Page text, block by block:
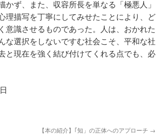
ず、また、収容所長を単なる「極悪人」
理描写を丁寧にしてみせたことにより、ど
意識させるものであった。人は、おかれた
な選択をしないですむ社会こそ、平和な社
と現在を強く結び付けてくれる点でも、必
【本の紹介】｢知」の正体へのアプローチ →